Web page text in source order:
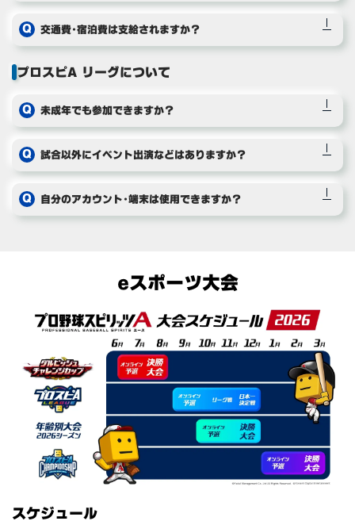
交通費・宿泊費は支給されますか？
プロスピA リーグについて
未成年でも参加できますか？
試合以外にイベント出演などはありますか？
自分のアカウント・端末は使用できますか？
eスポーツ大会
スケジュール